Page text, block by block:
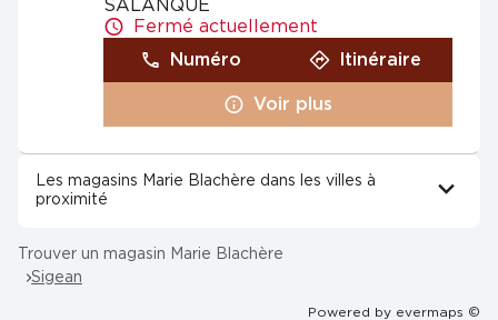
SALANQUE
Fermé actuellement
Numéro
Itinéraire
Voir plus
Les magasins Marie Blachère dans les villes à
proximité
Trouver un magasin Marie Blachère
Sigean
Powered by evermaps ©